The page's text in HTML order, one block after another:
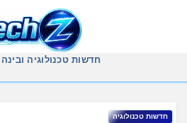
חדשות טכנולוגיה
חדשות טכנולוגיה